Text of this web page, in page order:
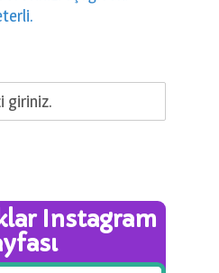
Instagram